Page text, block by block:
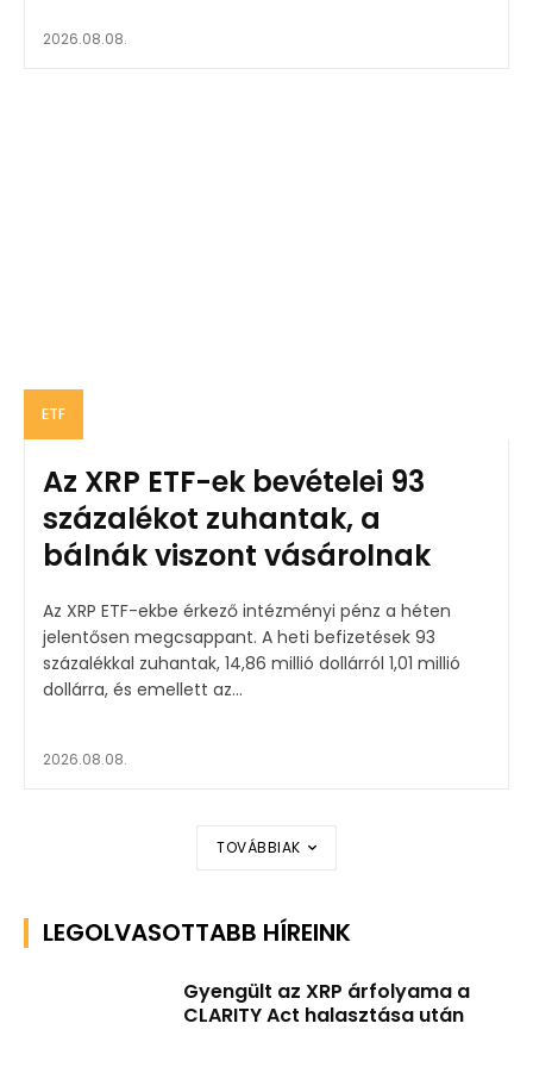
2026.08.08.
ETF
Az XRP ETF-ek bevételei 93
százalékot zuhantak, a
bálnák viszont vásárolnak
Az XRP ETF-ekbe érkező intézményi pénz a héten
jelentősen megcsappant. A heti befizetések 93
százalékkal zuhantak, 14,86 millió dollárról 1,01 millió
dollárra, és emellett az...
2026.08.08.
TOVÁBBIAK
LEGOLVASOTTABB HÍREINK
Gyengült az XRP árfolyama a
CLARITY Act halasztása után